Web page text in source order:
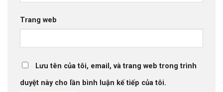
Trang web
Lưu tên của tôi, email, và trang web trong trình
duyệt này cho lần bình luận kế tiếp của tôi.